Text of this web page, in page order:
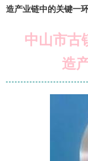
造产业链中的关键一
中山市古
造